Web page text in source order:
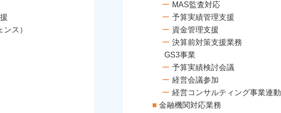
ス）
MAS監査対応
予算実績管理支援
資金管理支援
決算前対策支援業務
GS3事業
予算実績検討会議
経営会議参加
経営コンサルティング事業連動
金融機関対応業務